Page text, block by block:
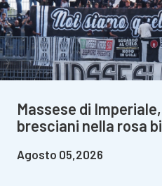
Massese di
bresciani nella rosa
Agosto 05,2026